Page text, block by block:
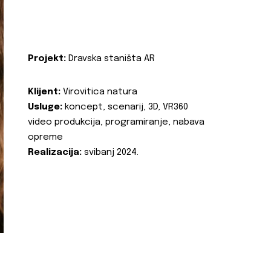
Projekt: Dravska staništa AR
Klijent: Virovitica natura
Usluge: koncept, scenarij, 3D, VR360
video produkcija, programiranje, nabava
opreme
Realizacija: svibanj 2024.